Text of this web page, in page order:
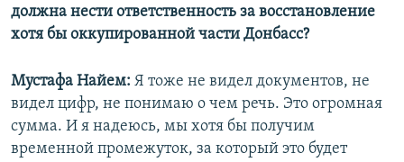
должна нести ответственность за восстановление
хотя бы оккупированной части Донбасс?
Мустафа Найем: Я тоже не видел документов, не
видел цифр, не понимаю о чем речь. Это огромная
сумма. И я надеюсь, мы хотя бы получим
временной промежуток, за который это будет